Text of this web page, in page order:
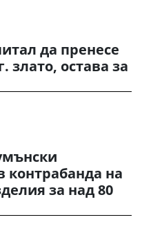
да пренесе
злато, остава за
контрабанда на
за над 80